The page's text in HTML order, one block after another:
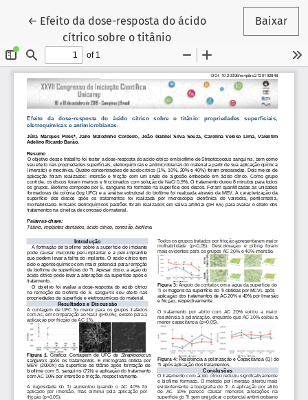
← Voltar aos Detalhes do Artigo
Efeito da dose-resposta do ácido
cítrico sobre o titânio
Baixar